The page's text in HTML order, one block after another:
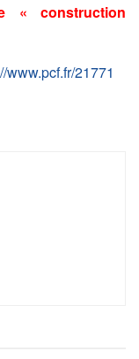
« construction
www.pcf.fr/21771